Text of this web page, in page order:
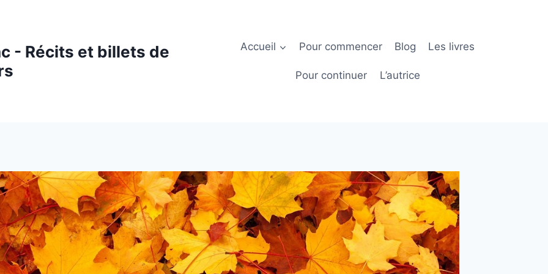
- Récits et billets de
Accueil Pour commencer Blog Les livres
Pour continuer L’autrice